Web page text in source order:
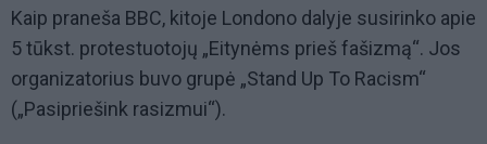
Kaip praneša BBC, kitoje Londono dalyje susirinko apie
5 tūkst. protestuotojų „Eitynėms prieš fašizmą“. Jos
organizatorius buvo grupė „Stand Up To Racism“
(„Pasipriešink rasizmui“).